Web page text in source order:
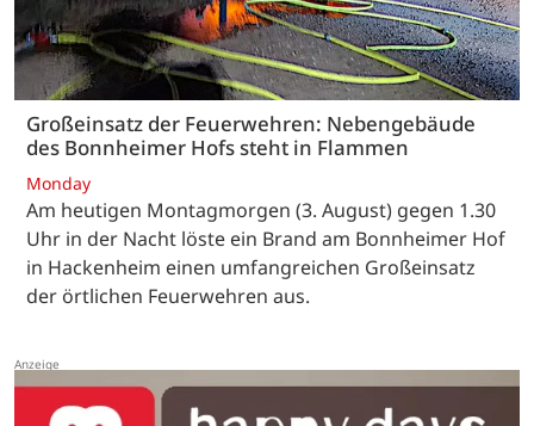
Großeinsatz der Feuerwehren: Nebengebäude
des Bonnheimer Hofs steht in Flammen
Monday
Am heutigen Montagmorgen (3. August) gegen 1.30
Uhr in der Nacht löste ein Brand am Bonnheimer Hof
in Hackenheim einen umfangreichen Großeinsatz
der örtlichen Feuerwehren aus.